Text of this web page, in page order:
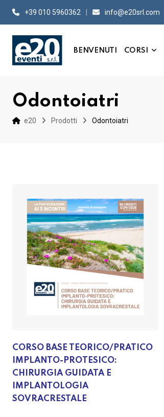
Skip
content
+39 010 5960362 info@e20srl.com⁣
BENVENUTI CORSI
Odontoiatri
e20 Prodotti Odontoiatri
CORSO BASE TEORICO/PRATICO
IMPLANTO-PROTESICO:
CHIRURGIA GUIDATA E
IMPLANTOLOGIA
SOVRACRESTALE